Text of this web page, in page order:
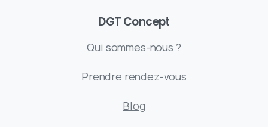
DGT Concept
Qui sommes-nous ?
Prendre rendez-vous
Blog